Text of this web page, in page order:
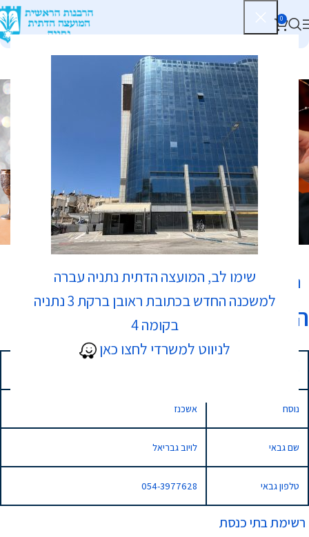
שימו לב, המועצה הדתית נתניה עברה
למשכנה החדש בכתובת ראובן ברקת 3 נתניה
בקומה 4
לניווט למשרדי לחצו כאן
0
בתי כנסת
רשימת בתי כנסת
נווט לכאן:
היכל מנחם
נוסח אשכנז
שם גבאי לויוב גבריאל
טלפון גבאי 054-3977628